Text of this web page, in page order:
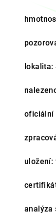
lokalita:
oficiální
uložení:
analýza